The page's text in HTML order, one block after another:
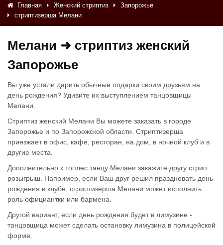
Главная Женский стриптиз
Запорожье
стриптизерша Мелани
Мелани ➜ стриптиз женский
Запорожье
Вы уже устали дарить обычные подарки своим друзьям на
день рождения? Удивите их выступлением танцовщицы
Мелани.
Стриптиз женский Мелани Вы можете заказать в городе
Запорожье и по Запорожской области. Стриптизерша
приезжает в офис, кафе, ресторан, на дом, в ночной клуб и в
другие места.
Дополнительно к топлес танцу Мелани закажите другу стрип
розыгрыш. Например, если Ваш друг решил праздновать день
рождения в клубе, стриптизерша Мелани может исполнить
роль официантки или бармена.
Другой вариант, если день рождения будет в лимузине -
танцовщица может сделать остановку лимузина в полицейской
форме.